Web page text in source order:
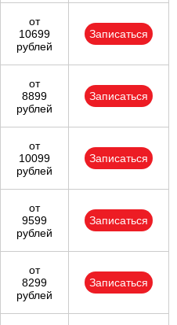
от
10699
рублей
Записаться
от
8899
рублей
Записаться
от
10099
рублей
Записаться
от
9599
рублей
Записаться
от
8299
рублей
Записаться